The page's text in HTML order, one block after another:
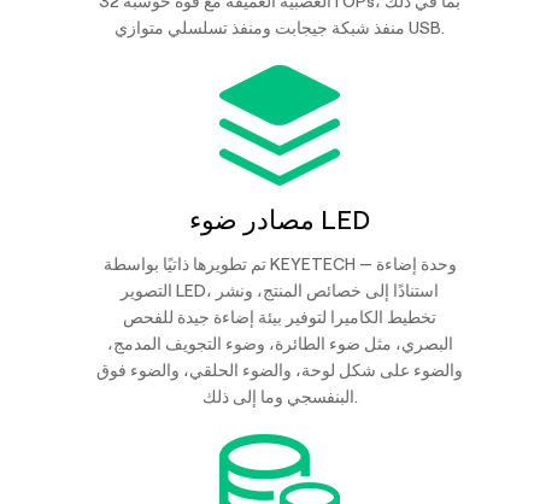
منفذ شبكة جيجابت ومنفذ تسلسلي متوازي USB.
مصادر ضوء LED
تم تطويرها ذاتيًا بواسطة KEYETECH — وحدة إضاءة
التصوير LED، استنادًا إلى خصائص المنتج، ونشر
تخطيط الكاميرا لتوفير بيئة إضاءة جيدة للفحص
البصري، مثل ضوء الطائرة، وضوء التجويف المدمج،
والضوء على شكل لوحة، والضوء الحلقي، والضوء فوق
البنفسجي وما إلى ذلك.